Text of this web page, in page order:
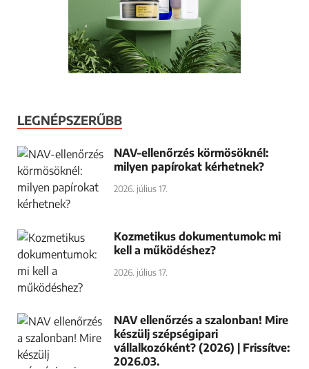
LEGNÉPSZERŰBB
NAV-ellenőrzés körmösöknél:
milyen papírokat kérhetnek?
2026. július 17.
Kozmetikus dokumentumok: mi
kell a működéshez?
2026. július 17.
NAV ellenőrzés a szalonban! Mire
készülj szépségipari
vállalkozóként? (2026) | Frissítve:
2026.03.